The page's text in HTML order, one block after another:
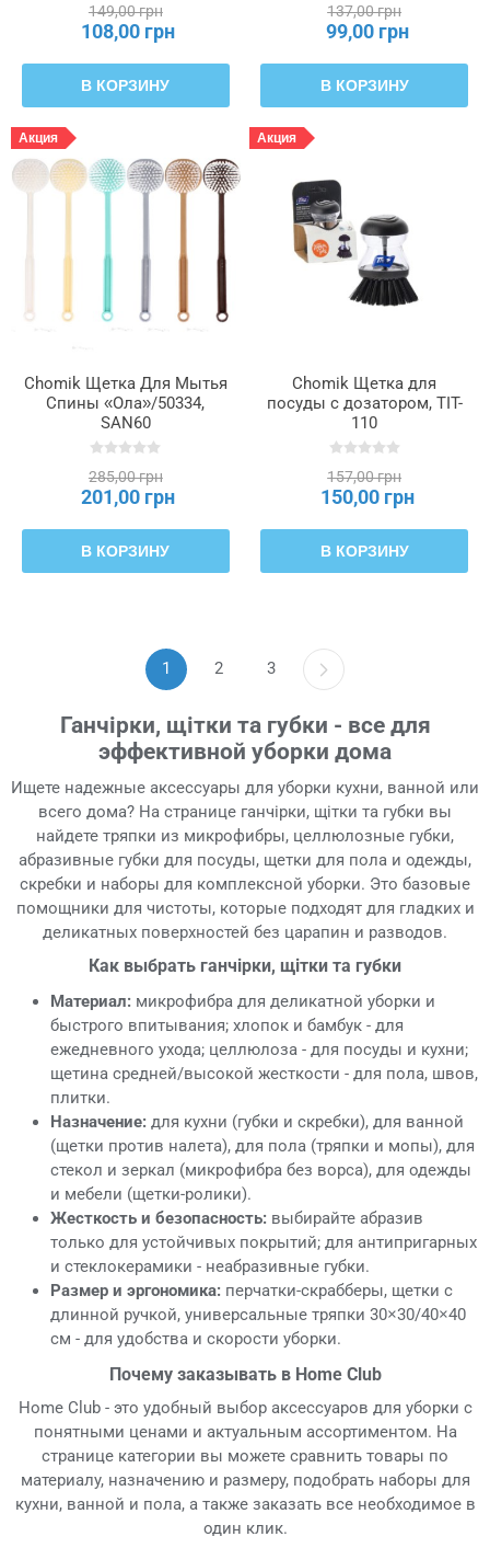
149,00 грн
108,00 грн
В КОРЗИНУ
137,00 грн
99,00 грн
В КОРЗИНУ
Акция
Chomik Щетка Для Мытья
Спины «Ола»/50334,
SAN60
285,00 грн
201,00 грн
В КОРЗИНУ
Акция
Chomik Щетка для
посуды с дозатором, TIT-
110
157,00 грн
150,00 грн
В КОРЗИНУ
1 2 3
Ганчірки, щітки та губки - все для
эффективной уборки дома
Ищете надежные аксессуары для уборки кухни, ванной или
всего дома? На странице ганчірки, щітки та губки вы
найдете тряпки из микрофибры, целлюлозные губки,
абразивные губки для посуды, щетки для пола и одежды,
скребки и наборы для комплексной уборки. Это базовые
помощники для чистоты, которые подходят для гладких и
деликатных поверхностей без царапин и разводов.
Как выбрать ганчірки, щітки та губки
Материал: микрофибра для деликатной уборки и
быстрого впитывания; хлопок и бамбук - для
ежедневного ухода; целлюлоза - для посуды и кухни;
щетина средней/высокой жесткости - для пола, швов,
плитки.
Назначение: для кухни (губки и скребки), для ванной
(щетки против налета), для пола (тряпки и мопы), для
стекол и зеркал (микрофибра без ворса), для одежды
и мебели (щетки-ролики).
Жесткость и безопасность: выбирайте абразив
только для устойчивых покрытий; для антипригарных
и стеклокерамики - неабразивные губки.
Размер и эргономика: перчатки-скрабберы, щетки с
длинной ручкой, универсальные тряпки 30×30/40×40
см - для удобства и скорости уборки.
Почему заказывать в Home Club
Home Club - это удобный выбор аксессуаров для уборки с
понятными ценами и актуальным ассортиментом. На
странице категории вы можете сравнить товары по
материалу, назначению и размеру, подобрать наборы для
кухни, ванной и пола, а также заказать все необходимое в
один клик.